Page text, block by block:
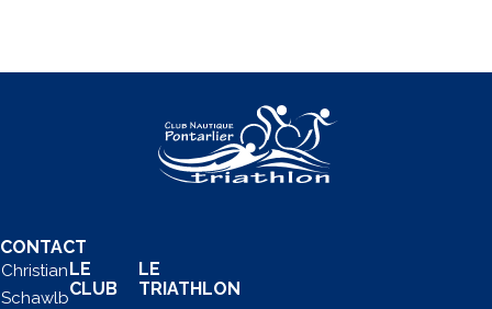
CONTACT
Christian
Schawlb
LE
CLUB
LE
TRIATHLON